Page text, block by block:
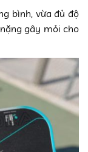
bình, vừa đủ độ
gây mỏi cho